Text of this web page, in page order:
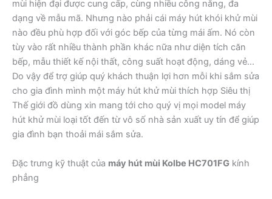
mùi hiện đại được cung cấp, cùng nhiều công năng, đa
dạng về mẫu mã. Nhưng nào phải cái máy hút khói khử mùi
nào đều phù hợp đối với góc bếp của từng mái ấm. Nó còn
tùy vào rất nhiều thành phần khác nữa như diện tích căn
bếp, mẫu thiết kế nội thất, công suất hoạt động, dáng vẻ…
Do vậy để trợ giúp quý khách thuận lợi hơn mỗi khi sắm sửa
cho gia đình mình một máy hút khử mùi thích hợp Siêu thị
Thế giới đồ dùng xin mang tới cho quý vị mọi model máy
hút khử mùi loại tốt đến từ vô số nhà sản xuất uy tín để giúp
gia đình bạn thoải mái sắm sửa.
Đặc trưng kỹ thuật của máy hút mùi Kolbe HC701FG kính
phẳng